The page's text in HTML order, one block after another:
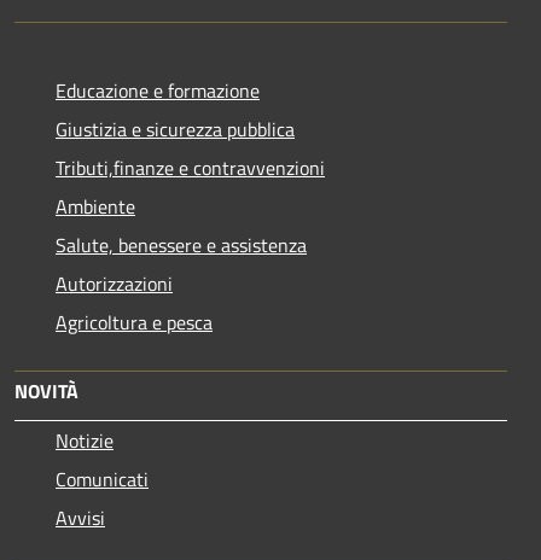
Educazione e formazione
Giustizia e sicurezza pubblica
Tributi,finanze e contravvenzioni
Ambiente
Salute, benessere e assistenza
Autorizzazioni
Agricoltura e pesca
NOVITÀ
Notizie
Comunicati
Avvisi